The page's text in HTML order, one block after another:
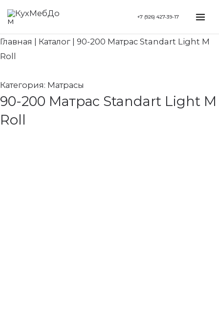
Перейти
содержимому
+7 (926) 427-39-17
Главная Каталог
90-200 Матрас Standart Light M
Roll
Категория: Матрасы
90-200 Матрас Standart Light M
Roll
Search...